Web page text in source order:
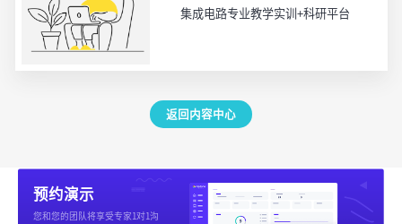
集成电路专业教学实训+科研平台
返回内容中心
预约演示
您和您的团队将享受专家1对1沟